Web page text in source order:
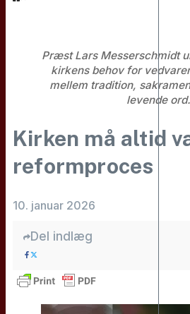
Præst Lars Messerschmidt
kirkens behov for
mellem tradition,
levende ord.
Kirken må altid
reformproces
10. januar 2026
Del indlæg